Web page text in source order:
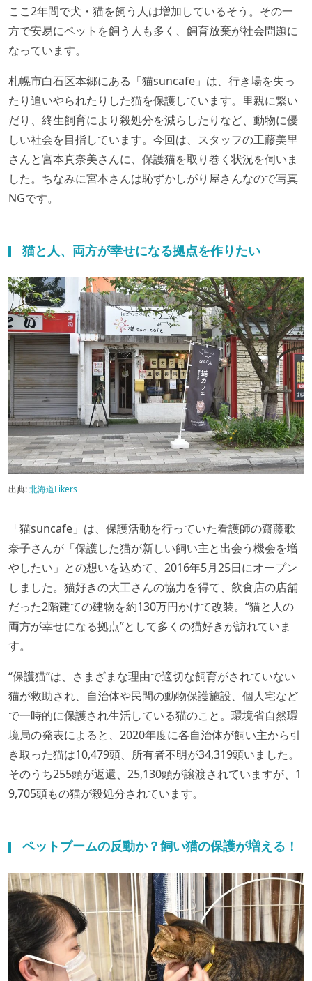
ここ2年間で犬・猫を飼う人は増加しているそう。その一
方で安易にペットを飼う人も多く、飼育放棄が社会問題に
なっています。
札幌市白石区本郷にある「猫suncafe」は、行き場を失っ
たり追いやられたりした猫を保護しています。里親に繋い
だり、終生飼育により殺処分を減らしたりなど、動物に優
しい社会を目指しています。今回は、スタッフの工藤美里
さんと宮本真奈美さんに、保護猫を取り巻く状況を伺いま
した。ちなみに宮本さんは恥ずかしがり屋さんなので写真
NGです。
猫と人、両方が幸せになる拠点を作りたい
出典:北海道Likers
「猫suncafe」は、保護活動を行っていた看護師の齋藤歌
奈子さんが「保護した猫が新しい飼い主と出会う機会を増
やしたい」との想いを込めて、2016年5月25日にオープン
しました。猫好きの大工さんの協力を得て、飲食店の店舗
だった2階建ての建物を約130万円かけて改装。“猫と人の
両方が幸せになる拠点”として多くの猫好きが訪れていま
す。
“保護猫”は、さまざまな理由で適切な飼育がされていない
猫が救助され、自治体や民間の動物保護施設、個人宅など
で一時的に保護され生活している猫のこと。環境省自然環
境局の発表によると、2020年度に各自治体が飼い主から引
き取った猫は10,479頭、所有者不明が34,319頭いました。
そのうち255頭が返還、25,130頭が譲渡されていますが、1
9,705頭もの猫が殺処分されています。
ペットブームの反動か？飼い猫の保護が増える！